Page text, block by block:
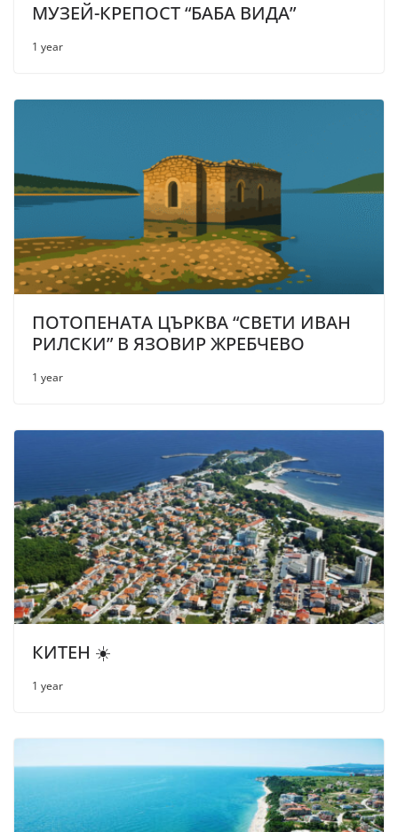
МУЗЕЙ-КРЕПОСТ “БАБА ВИДА”
1 year
ПОТОПЕНАТА ЦЪРКВА “СВЕТИ ИВАН
РИЛСКИ” В ЯЗОВИР ЖРЕБЧЕВО
1 year
КИТЕН ☀️
1 year